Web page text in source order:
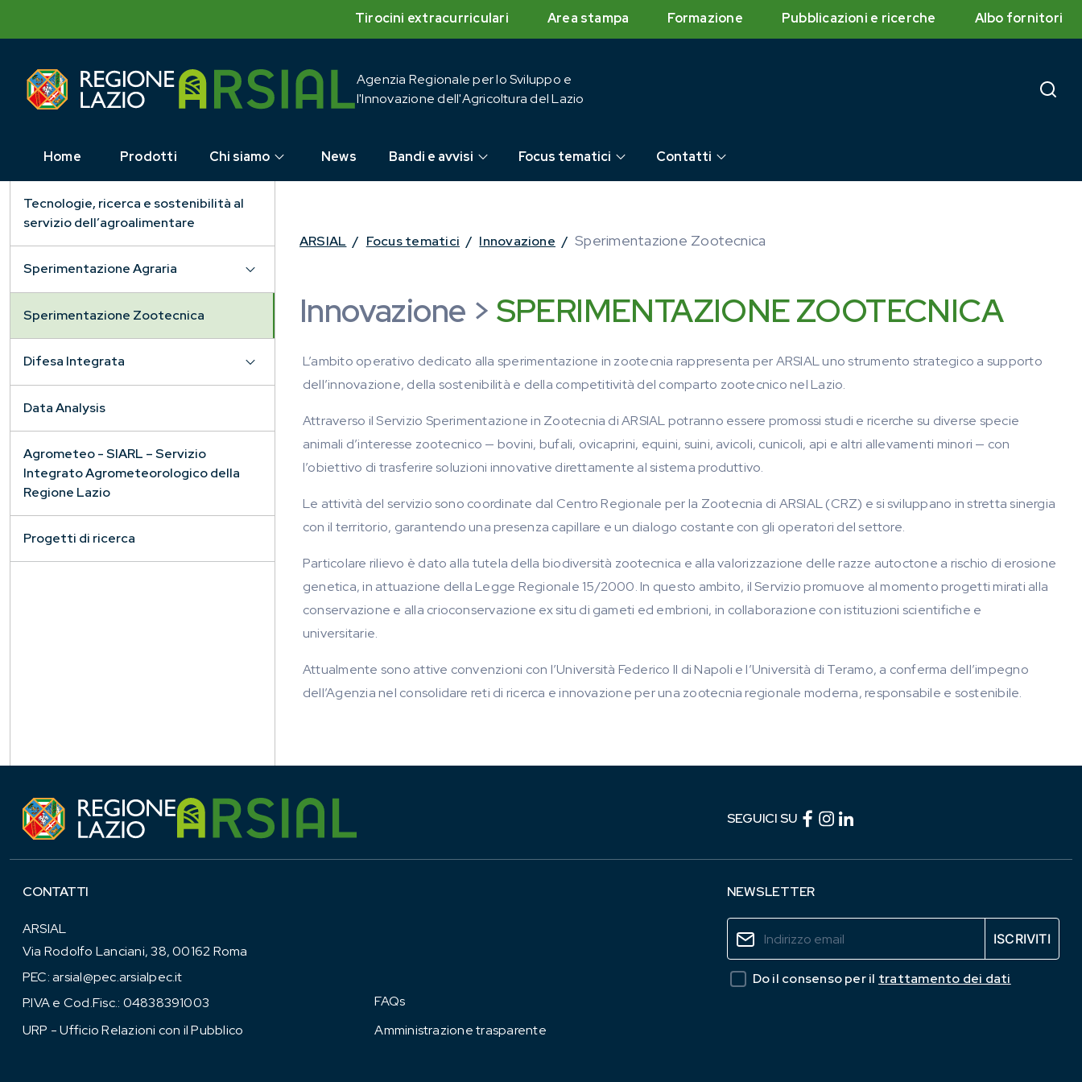
Tirocini extracurriculari Area stampa Formazione Pubblicazioni e ricerche Albo fornitori
Agenzia Regionale per lo Sviluppo e
l'Innovazione dell'Agricoltura del Lazio
Home Prodotti Chi siamo News Bandi e avvisi Focus tematici Contatti
Tecnologie, ricerca e sostenibilità al
servizio dell’agroalimentare
Sperimentazione Agraria
Sperimentazione Zootecnica
Difesa Integrata
Data Analysis
Agrometeo - SIARL – Servizio
Integrato Agrometeorologico della
Regione Lazio
Progetti di ricerca
ARSIAL / Focus tematici / Innovazione / Sperimentazione Zootecnica
Innovazione > SPERIMENTAZIONE ZOOTECNICA
L’ambito operativo dedicato alla sperimentazione in zootecnia rappresenta per ARSIAL uno strumento strategico a supporto
dell’innovazione, della sostenibilità e della competitività del comparto zootecnico nel Lazio.
Attraverso il Servizio Sperimentazione in Zootecnia di ARSIAL potranno essere promossi studi e ricerche su diverse specie
animali d’interesse zootecnico — bovini, bufali, ovicaprini, equini, suini, avicoli, cunicoli, api e altri allevamenti minori — con
l’obiettivo di trasferire soluzioni innovative direttamente al sistema produttivo.
Le attività del servizio sono coordinate dal Centro Regionale per la Zootecnia di ARSIAL (CRZ) e si sviluppano in stretta sinergia
con il territorio, garantendo una presenza capillare e un dialogo costante con gli operatori del settore.
Particolare rilievo è dato alla tutela della biodiversità zootecnica e alla valorizzazione delle razze autoctone a rischio di erosione
genetica, in attuazione della Legge Regionale 15/2000. In questo ambito, il Servizio promuove al momento progetti mirati alla
conservazione e alla crioconservazione ex situ di gameti ed embrioni, in collaborazione con istituzioni scientifiche e
universitarie.
Attualmente sono attive convenzioni con l’Università Federico II di Napoli e l’Università di Teramo, a conferma dell’impegno
dell’Agenzia nel consolidare reti di ricerca e innovazione per una zootecnia regionale moderna, responsabile e sostenibile.
SEGUICI SU Facebook (link esterno)
Instagram (link esterno)
CONTATTI
ARSIAL
Via Rodolfo Lanciani, 38, 00162 Roma
PEC:arsial@pec.arsialpec.it
P.IVA e Cod.Fisc.: 04838391003
URP - Ufficio Relazioni con il Pubblico
FAQs
Amministrazione trasparente
NEWSLETTER
Do il consenso per il trattamento dei dati